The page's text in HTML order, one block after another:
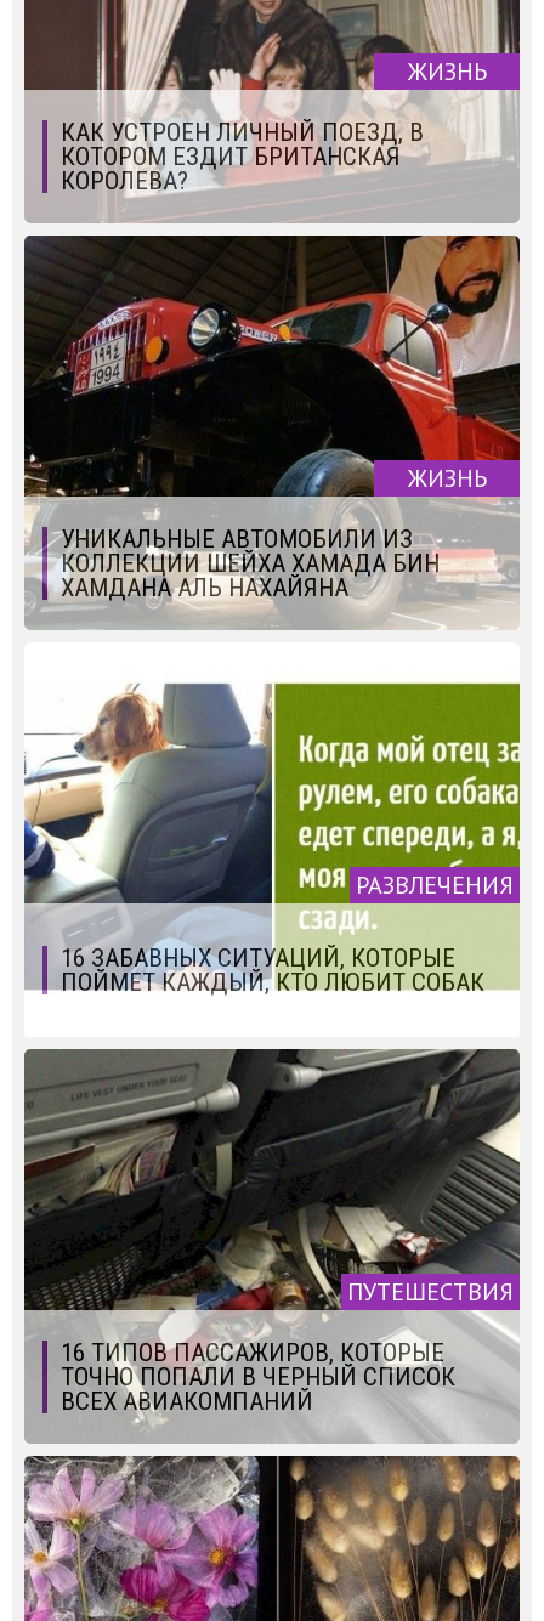
ЖИЗНЬ
КАК УСТРОЕН ЛИЧНЫЙ ПОЕЗД, В
КОТОРОМ ЕЗДИТ БРИТАНСКАЯ
КОРОЛЕВА?
ЖИЗНЬ
УНИКАЛЬНЫЕ АВТОМОБИЛИ ИЗ
КОЛЛЕКЦИИ ШЕЙХА ХАМАДА БИН
ХАМДАНА АЛЬ НАХАЙЯНА
РАЗВЛЕЧЕНИЯ
16 ЗАБАВНЫХ СИТУАЦИЙ, КОТОРЫЕ
ПОЙМЕТ КАЖДЫЙ, КТО ЛЮБИТ СОБАК
ПУТЕШЕСТВИЯ
16 ТИПОВ ПАССАЖИРОВ, КОТОРЫЕ
ТОЧНО ПОПАЛИ В ЧЕРНЫЙ СПИСОК
ВСЕХ АВИАКОМПАНИЙ